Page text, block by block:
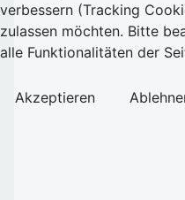
verbessern (Tracking
zulassen möchten. Bitte
alle Funktionalitäten der
Akzeptieren